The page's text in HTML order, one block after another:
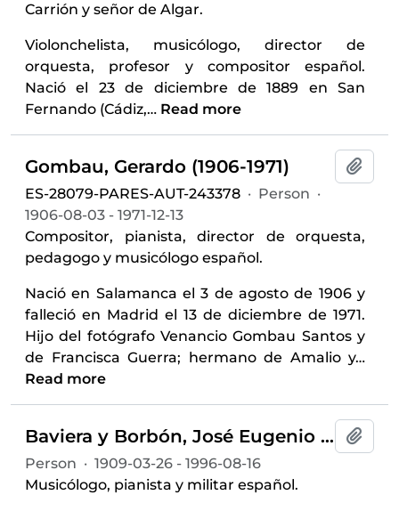
Carrión y señor de Algar.
Violonchelista, musicólogo, director de
orquesta, profesor y compositor español.
Nació el 23 de diciembre de 1889 en San
Fernando (Cádiz,… Read more
Gombau, Gerardo (1906-1971)
ES-28079-PARES-AUT-243378 · Person ·
1906-08-03 - 1971-12-13
Compositor, pianista, director de orquesta,
pedagogo y musicólogo español.
Nació en Salamanca el 3 de agosto de 1906 y
falleció en Madrid el 13 de diciembre de 1971.
Hijo del fotógrafo Venancio Gombau Santos y
de Francisca Guerra; hermano de Amalio y…
Read more
Baviera y Borbón, José Eugenio de (1909-1966, infante de España)
Person · 1909-03-26 - 1996-08-16
Musicólogo, pianista y militar español.